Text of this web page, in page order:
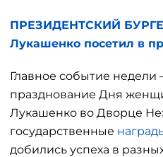
ПРЕЗИДЕНТСКИЙ
Лукашенко посетил в
Главное событие
празднование Дня
Лукашенко во Дворце
государственные
добились успеха в